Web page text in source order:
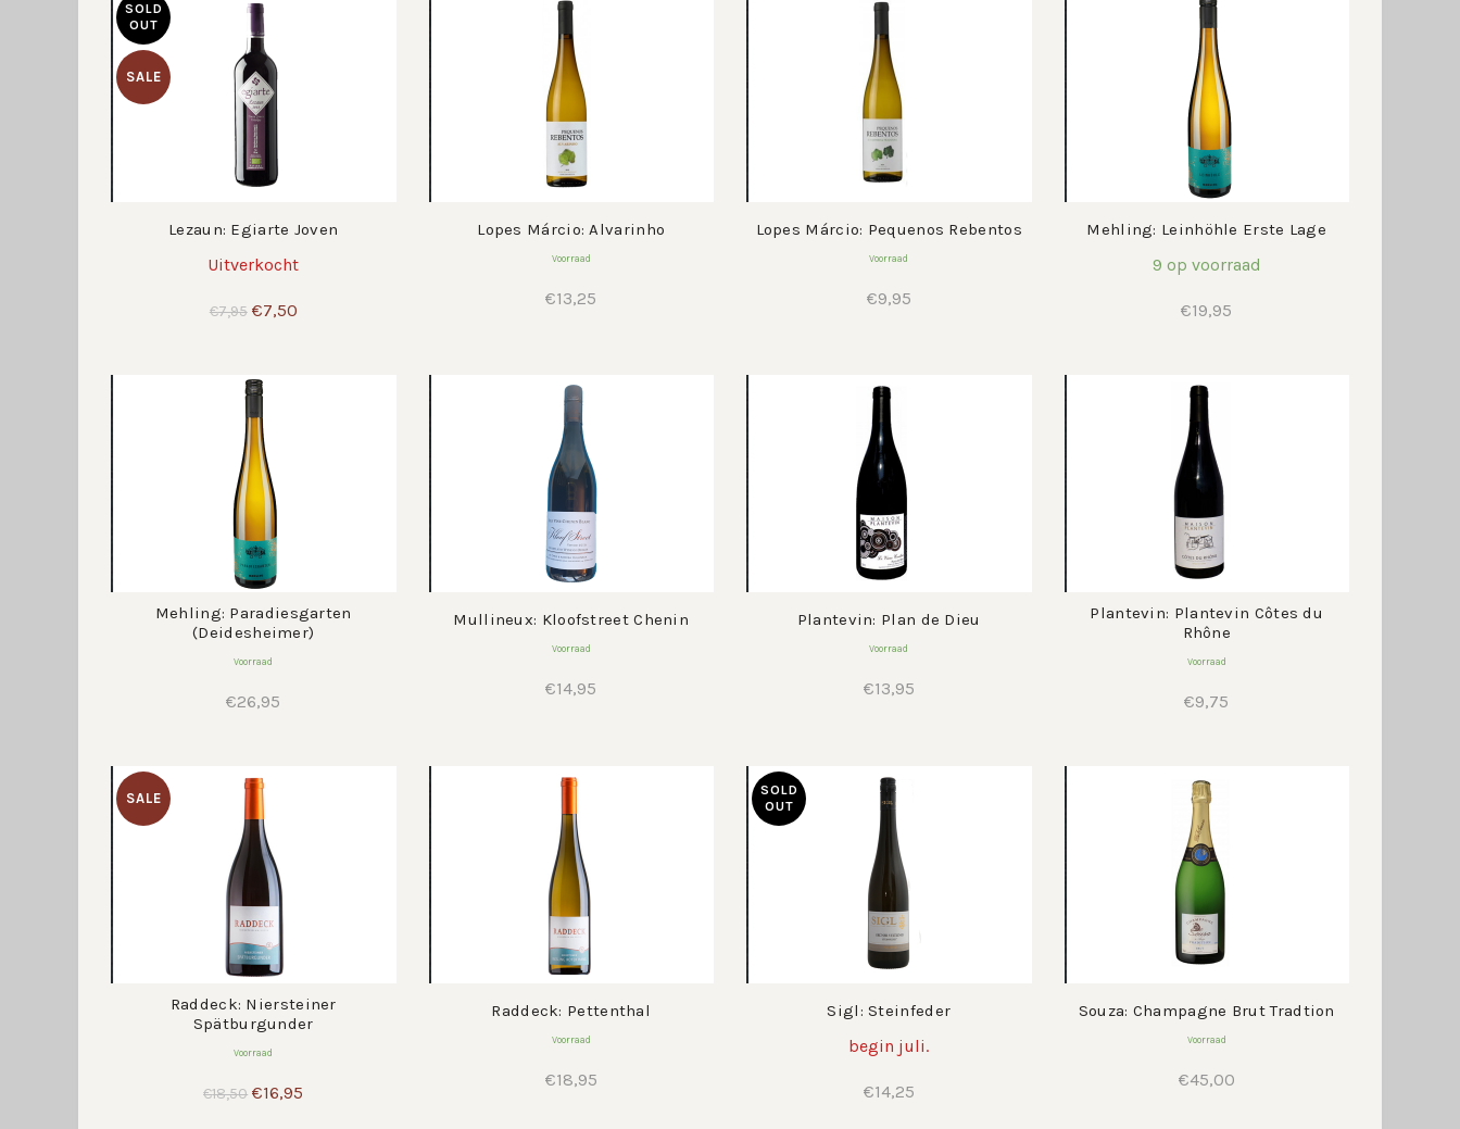
SALE
SOLD
OUT
Lezaun: Egiarte Joven
Uitverkocht
€7,95 Oorspronkelijke
€7,50Huidige
Lopes Márcio: Alvarinho
Voorraad
€13,25
Lopes Márcio: Pequenos Rebentos
Voorraad
€9,95
Mehling: Leinhöhle Erste Lage
9 op voorraad
€19,95
Mehling: Paradiesgarten
(Deidesheimer)
Voorraad
€26,95
Mullineux: Kloofstreet Chenin
Voorraad
€14,95
Plantevin: Plan de Dieu
Voorraad
€13,95
Plantevin: Plantevin Côtes du
Rhône
Voorraad
€9,75
SALE
Raddeck: Niersteiner
Spätburgunder
Voorraad
€18,50 Oorspronkelijke
€16,95
Raddeck: Pettenthal
Voorraad
€18,95
SOLD
OUT
Sigl: Steinfeder
begin juli.
€14,25
Souza: Champagne Brut Tradtion
Voorraad
€45,00